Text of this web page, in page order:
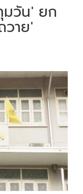
มวัน' ยก
าย'